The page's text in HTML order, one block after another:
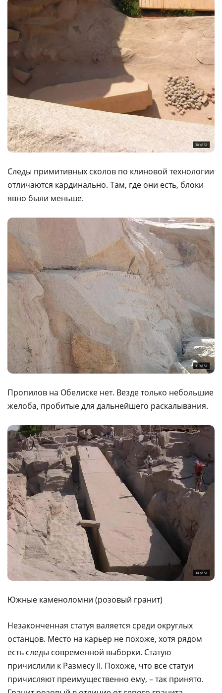
Следы примитивных сколов по клиновой технологии
отличаются кардинально. Там, где они есть, блоки
явно были меньше.
Пропилов на Обелиске нет. Везде только небольшие
желоба, пробитые для дальнейшего раскалывания.
Южные каменоломни (розовый гранит)
Незаконченная статуя валяется среди округлых
останцов. Место на карьер не похоже, хотя рядом
есть следы современной выборки. Статую
причислили к Размесу II. Похоже, что все статуи
причисляют преимущественно ему, – так принято.